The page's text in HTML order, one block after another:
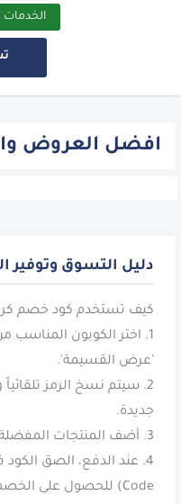
الخدمات
افضل العروض
دليل التسوق وتوفير
1. اختر الكوبون المناسب
2. سيتم نسخ الرمز